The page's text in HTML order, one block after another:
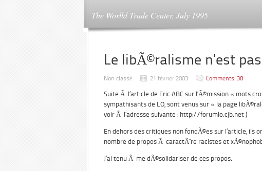
The Worlld Trade Center, July 1995
Le libÃ©ralisme n’est
Non classé 21 février 2003 Comments: 38
Suite Ã l’article de Eric ABC sur l’Ã©mission « mots
sympathisants de LO, sont venus sur « la page
voir Ã l’adresse suivante : http://forumlo.cjb.net )
En dehors des critiques non fondÃ©es sur l’article, ils
nombre de propos Ã caractÃ¨re racistes et
J’ai tenu Ã me dÃ©solidariser de ces propos.